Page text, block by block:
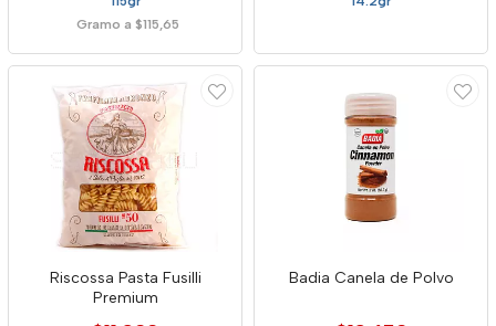
Gramo a $115,65
Riscossa Pasta Fusilli
Premium
Badia Canela de Polvo